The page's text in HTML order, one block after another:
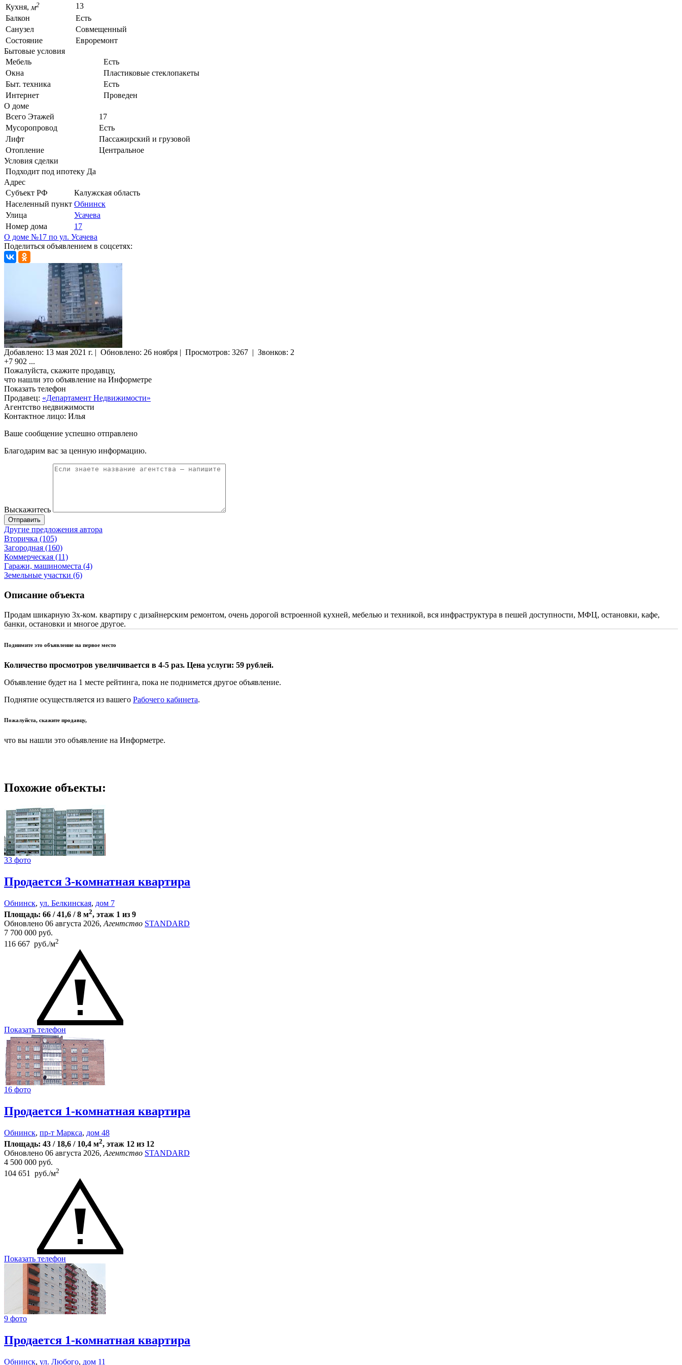
Кухня, м2
13
Балкон
Есть
Санузел
Совмещенный
Состояние
Евроремонт
Бытовые условия
Мебель
Есть
Окна
Пластиковые стеклопакеты
Быт. техника
Есть
Интернет
Проведен
О доме
Всего Этажей
17
Мусоропровод
Есть
Лифт
Пассажирский и грузовой
Отопление
Центральное
Условия сделки
Подходит под ипотеку Да
Адрес
Субъект РФ
Калужская область
Населенный пункт Обнинск
Улица
Усачева
Номер дома
17
О доме №17 по ул. Усачева
Поделиться объявлением в соцсетях:
Добавлено: 13 мая 2021 г. | Обновлено: 26 ноября | Просмотров: 3267 | Звонков: 2
+7 902 ...
Пожалуйста, скажите продавцу,
что нашли это объявление на Информетре
Показать телефон
Продавец: «Департамент Недвижимости»
Агентство недвижимости
Контактное лицо: Илья
Ваше сообщение успешно отправлено
Благодарим вас за ценную информацию.
Выскажитесь
Отправить
Другие предложения автора
Вторичка (105)
Загородная (160)
Коммерческая (11)
Гаражи, машиноместа (4)
Земельные участки (6)
Описание объекта
Продам шикарную 3х-ком. квартиру с дизайнерским ремонтом, очень дорогой встроенной кухней, мебелью и техникой, вся инфраструктура в пешей доступности, МФЦ, остановки, кафе,
банки, остановки и многое другое.
Поднимите это объявление на первое место
Количество просмотров увеличивается в 4-5 раз. Цена услуги: 59 рублей.
Объявление будет на 1 месте рейтинга, пока не поднимется другое объявление.
Поднятие осуществляется из вашего Рабочего кабинета.
Пожалуйста, скажите продавцу,
что вы нашли это объявление на Информетре.
Похожие объекты:
33 фото
Продается 3-комнатная квартира
Обнинск, ул. Белкинская, дом 7
Площадь: 66 / 41,6 / 8 м2, этаж 1 из 9
Обновлено 06 августа 2026,Агентство STANDARD
7 700 000 руб.
116 667 руб./м2
Показать телефон
16 фото
Продается 1-комнатная квартира
Обнинск, пр-т Маркса, дом 48
Площадь: 43 / 18,6 / 10,4 м2, этаж 12 из 12
Обновлено 06 августа 2026, Агентство STANDARD
4 500 000 руб.
104 651 руб./м2
Показать телефон
9 фото
Продается 1-комнатная квартира
Обнинск, ул. Любого, дом 11